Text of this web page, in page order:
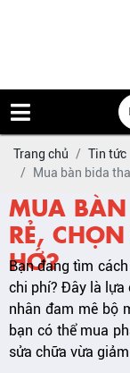
Trang chủ
Tin tức
Mua bàn bida
MUA
RẺ,
HỚ?
Bạn đang tìm
chi phí? Đây là lựa
nhân đam mê bộ
bạn có thể mua
sửa chữa vừa